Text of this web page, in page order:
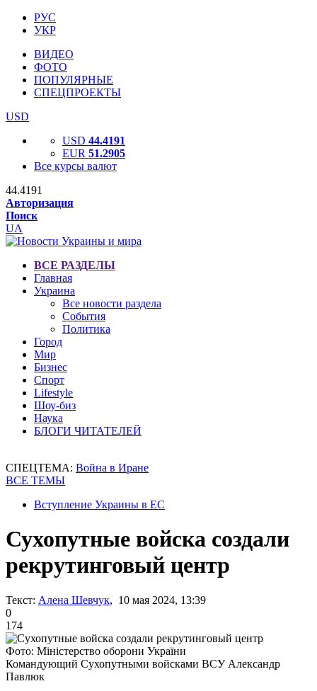
РУС
УКР
ВИДЕО
ФОТО
ПОПУЛЯРНЫЕ
СПЕЦПРОЕКТЫ
USD
USD 44.4191
EUR 51.2905
Все курсы валют
44.4191
Авторизация
Поиск
UA
ВСЕ РАЗДЕЛЫ
Главная
Украина
Все новости раздела
События
Политика
Город
Мир
Бизнес
Спорт
Lifestyle
Шоу-биз
Наука
БЛОГИ ЧИТАТЕЛЕЙ
СПЕЦТЕМА: Война в Иране
ВСЕ ТЕМЫ
Вступление Украины в ЕС
Сухопутные войска создали
рекрутинговый центр
Текст: Алена Шевчук, 10 мая 2024, 13:39
0
174
Фото: Міністерство оборони України
Командующий Сухопутными войсками ВСУ Александр
Павлюк